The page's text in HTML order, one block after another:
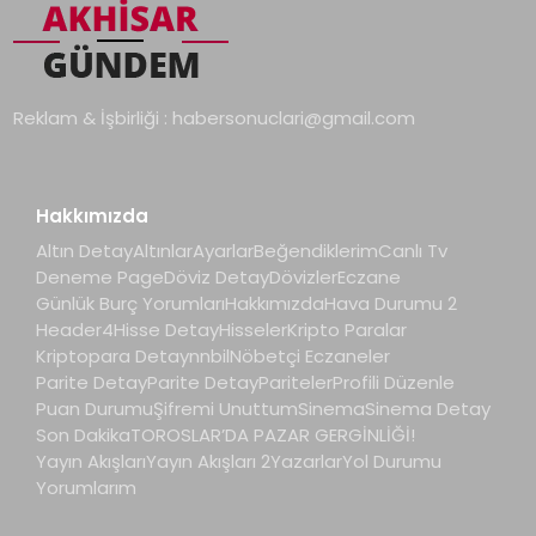
Reklam & İşbirliği : habersonuclari@gmail.com
Hakkımızda
Altın DetayAltınlarAyarlarBeğendiklerimCanlı Tv
Deneme PageDöviz DetayDövizlerEczane
Günlük Burç YorumlarıHakkımızdaHava Durumu 2
Header4Hisse DetayHisselerKripto Paralar
Kriptopara DetaynnbilNöbetçi Eczaneler
Parite DetayParite DetayParitelerProfili Düzenle
Puan DurumuŞifremi UnuttumSinemaSinema Detay
Son DakikaTOROSLAR’DA PAZAR GERGİNLİĞİ!
Yayın AkışlarıYayın Akışları 2YazarlarYol Durumu
Yorumlarım